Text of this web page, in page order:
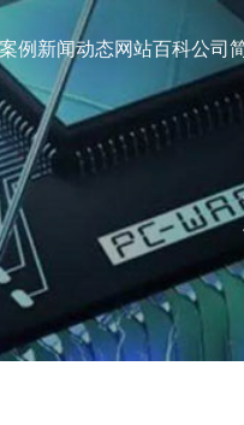
例新闻动态网站百科公司